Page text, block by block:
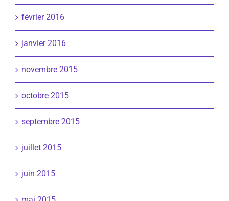
février 2016
janvier 2016
novembre 2015
octobre 2015
septembre 2015
juillet 2015
juin 2015